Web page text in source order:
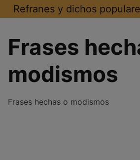
Saltar
al
Refranes y dichos
Frases
modismos
Frases hechas o modismos